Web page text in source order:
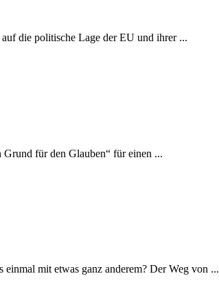
die politische Lage der EU und ihrer ...
für den Glauben“ für einen ...
mit etwas ganz anderem? Der Weg von ...